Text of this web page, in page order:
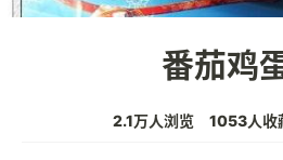
番茄鸡
2.1万人浏览 1053人收